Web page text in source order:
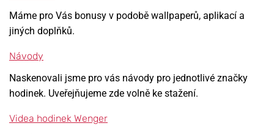
Máme pro Vás bonusy v podobě wallpaperů, aplikací a
jiných doplňků.
Návody
Naskenovali jsme pro vás návody pro jednotlivé značky
hodinek. Uveřejňujeme zde volně ke stažení.
Videa hodinek Wenger